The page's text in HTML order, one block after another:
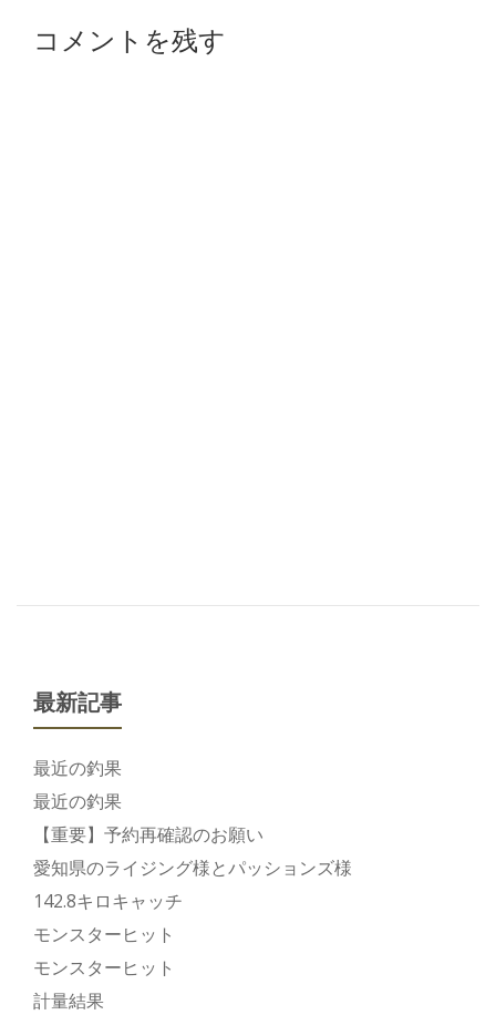
コメントを残す
最新記事
最近の釣果
最近の釣果
【重要】予約再確認のお願い
愛知県のライジング様とパッションズ様
142.8キロキャッチ
モンスターヒット
モンスターヒット
計量結果